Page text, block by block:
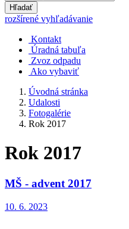
Hľadať
rozšírené vyhľadávanie
Kontakt
Úradná tabuľa
Zvoz odpadu
Ako vybaviť
Úvodná stránka
Udalosti
Fotogalérie
Rok 2017
Rok 2017
MŠ - advent 2017
10. 6. 2023